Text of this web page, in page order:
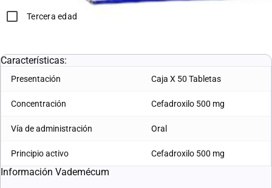
Tercera edad
Características:
Presentación Caja X 50 Tabletas
Concentración Cefadroxilo 500 mg
Vía de administración Oral
Principio activo Cefadroxilo 500 mg
Información Vademécum